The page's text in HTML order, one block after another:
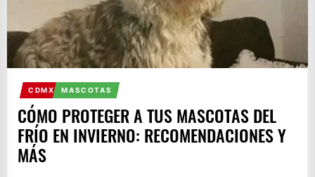
CDMX MASCOTAS
CÓMO PROTEGER A TUS MASCOTAS DEL
FRÍO EN INVIERNO: RECOMENDACIONES Y
MÁS